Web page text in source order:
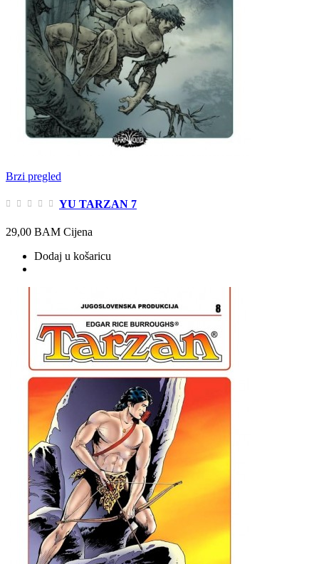
Brzi pregled
YU TARZAN 7
29,00 BAM Cijena
Dodaj u košaricu